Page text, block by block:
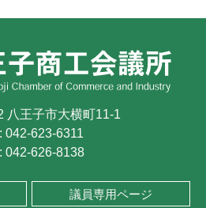
八王子市大横町11-1
042-623-6311
042-626-8138
議員専用ページ